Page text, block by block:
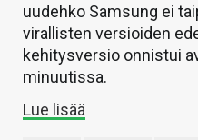
uudehko Samsung ei
virallisten versioiden
kehitysversio onnistui
minuutissa.
Lue lisää